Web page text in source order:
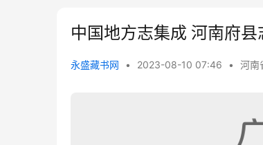
中国地方志集成 河南府
永盛藏书网 • 2023-08-10 07:46 • 河南